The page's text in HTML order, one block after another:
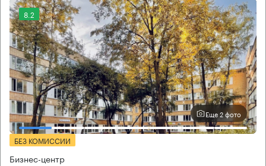
8.2
Еще 2 фото
БЕЗ КОМИССИИ
Бизнес-центр